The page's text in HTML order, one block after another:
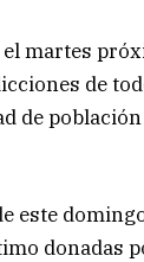
martes
de
de
donadas